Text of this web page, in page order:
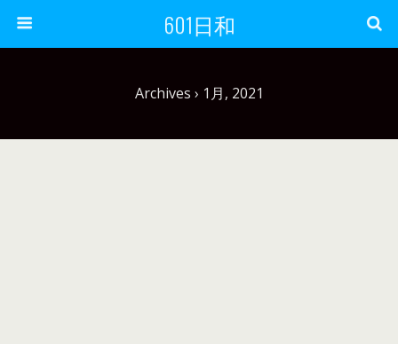
601日和
Archives › 1月, 2021